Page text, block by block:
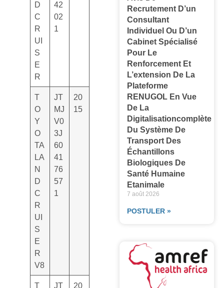
D
C
R
UI
S
E
R
42
02
1
T
O
Y
O
TA
LA
N
D
C
R
UI
S
E
R
V8
JT
MJ
V0
3J
60
41
76
57
1
20
15
T
JT
20
Recrutement D’un
Consultant
Individuel Ou D’un
Cabinet Spécialisé
Pour Le
Renforcement Et
L’extension De La
Plateforme
RENUGOL En Vue
De La
Digitalisationcomplète
Du Système De
Transport Des
Échantillons
Biologiques De
Santé Humaine
Etanimale
7 août 2026
POSTULER »